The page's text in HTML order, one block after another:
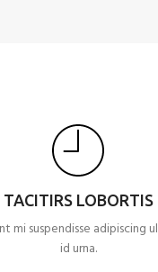
TACITIRS LOBORTIS
mi suspendisse adipiscing
id urna.